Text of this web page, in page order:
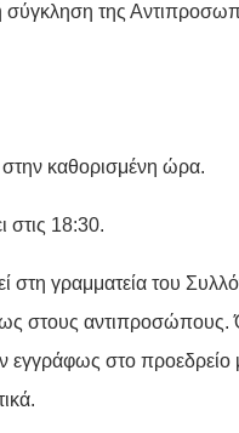
σύγκληση της
στην καθορισμένη ώρα.
στις 18:30.
στη γραμματεία του
στους αντιπροσώπους.
εγγράφως στο προεδρείο